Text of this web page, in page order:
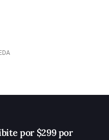
por $299 por